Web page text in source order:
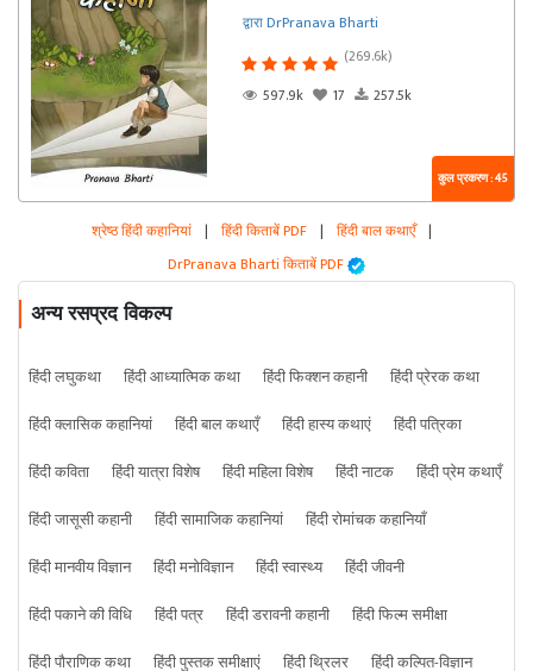
द्वारा DrPranava Bharti
(269.6k)
597.9k
17 257.5k
कुल प्रकरण : 45
श्रेष्ठ हिंदी कहानियां | हिंदी किताबें PDF | हिंदी बाल कथाएँ |
DrPranava Bharti किताबें PDF
अन्य रसप्रद विकल्प
हिंदी लघुकथा हिंदी आध्यात्मिक कथा हिंदी फिक्शन कहानी
हिंदी प्रेरक कथा
हिंदी क्लासिक कहानियां
हिंदी बाल कथाएँ हिंदी हास्य कथाएं
हिंदी पत्रिका
हिंदी कविता
हिंदी यात्रा विशेष हिंदी महिला विशेष हिंदी नाटक
हिंदी प्रेम कथाएँ
हिंदी जासूसी कहानी
हिंदी सामाजिक कहानियां
हिंदी रोमांचक कहानियाँ
हिंदी मानवीय विज्ञान
हिंदी मनोविज्ञान हिंदी स्वास्थ्य
हिंदी जीवनी
हिंदी पकाने की विधि
हिंदी पत्र हिंदी डरावनी कहानी
हिंदी फिल्म समीक्षा
हिंदी पौराणिक कथा
हिंदी पुस्तक समीक्षाएं हिंदी थ्रिलर हिंदी कल्पित-विज्ञान